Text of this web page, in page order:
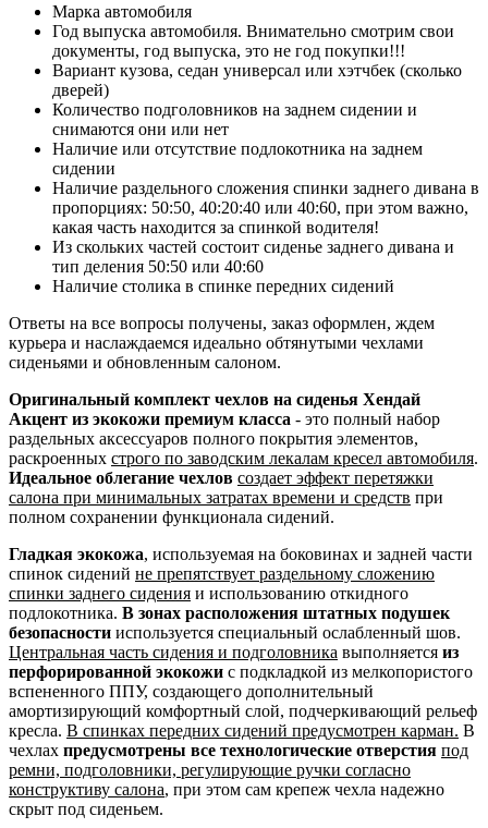
Марка автомобиля
Год выпуска автомобиля. Внимательно смотрим свои
документы, год выпуска, это не год покупки!!!
Вариант кузова, седан универсал или хэтчбек (сколько
дверей)
Количество подголовников на заднем сидении и
снимаются они или нет
Наличие или отсутствие подлокотника на заднем
сидении
Наличие раздельного сложения спинки заднего дивана в
пропорциях: 50:50, 40:20:40 или 40:60, при этом важно,
какая часть находится за спинкой водителя!
Из скольких частей состоит сиденье заднего дивана и
тип деления 50:50 или 40:60
Наличие столика в спинке передних сидений
Ответы на все вопросы получены, заказ оформлен, ждем
курьера и наслаждаемся идеально обтянутыми чехлами
сиденьями и обновленным салоном.
Оригинальный комплект чехлов на сиденья Хендай
Акцент из экокожи премиум класса - это полный набор
раздельных аксессуаров полного покрытия элементов,
раскроенных строго по заводским лекалам кресел автомобиля.
Идеальное облегание чехлов создает эффект перетяжки
салона при минимальных затратах времени и средств при
полном сохранении функционала сидений.
Гладкая экокожа, используемая на боковинах и задней части
спинок сидений не препятствует раздельному сложению
спинки заднего сидения и использованию откидного
подлокотника. В зонах расположения штатных подушек
безопасности используется специальный ослабленный шов.
Центральная часть сидения и подголовника выполняется из
перфорированной экокожи с подкладкой из мелкопористого
вспененного ППУ, создающего дополнительный
амортизирующий комфортный слой, подчеркивающий рельеф
кресла. В спинках передних сидений предусмотрен карман. В
чехлах предусмотрены все технологические отверстия под
ремни, подголовники, регулирующие ручки согласно
конструктиву салона, при этом сам крепеж чехла надежно
скрыт под сиденьем.